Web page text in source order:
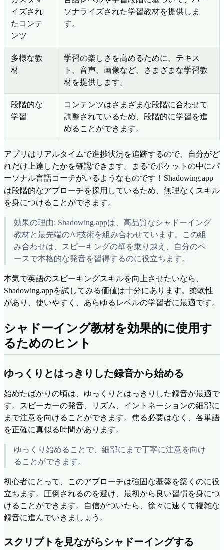
イズされ
たコンテ
ンツ
ソナライズされた学習教材を提供しま
す。
多様な教
材
学習の楽しさを高めるために、テキス
ト、音声、画像など、さまざまな学習教
材を提供します。
段階的な
学習
コンテンツはさまざまな段階に合わせて
調整されているため、段階的に学習を進
めることができます。
アプリはリアルタイムで進捗状況を追跡するので、自分がど
れだけ上達したかを確認できます。まるでポケットの中にパ
ーソナル言語コーチがいるようなものです！Shadowing.app
は段階的なアプローチを採用しているため、無理なくスキル
を身につけることができます。
効果の理由: Shadowing.appは、高品質なシャドーイング
教材と最先端のAI技術を組み合わせています。この組
み合わせは、スピーキングの壁を乗り越え、自分のペ
ースで本格的な発音を習得するのに役立ちます。
本気で英語のスピーキングスキルを向上させたいなら、
Shadowing.appを試してみる価値は十分にあります。柔軟性
があり、使いやすく、あらゆるレベルの学習者に最適です。
シャドーイング教材を効果的に使用す
るためのヒント
ゆっくりとはっきりした録音から始める
始めたばかりの頃は、ゆっくりとはっきりした録音が最適で
す。スピーカーの発音、リズム、イントネーションの細部に
まで注意を向けることができます。焦る必要はなく、各単語
を正確に真似る時間があります。
ゆっくり始めることで、細部にまで丁寧に注意を向け
ることができます。
初心者にとって、このアプローチは強固な基盤を築くのに役
立ちます。圧倒されるのを避け、最初から良い習慣を身につ
けることができます。自信がついたら、徐々に速くて複雑な
録音に進んでいきましょう。
スクリプトを見ながらシャドーイングする